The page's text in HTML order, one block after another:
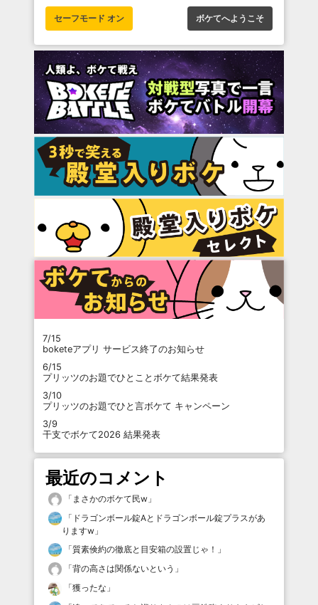
セーフモード オン ボケてへようこそ
7/15
boketeアプリ サービス終了のお知らせ
6/15
プリッツのお題でひとことボケて結果発表
3/10
プリッツのお題でひと言ボケて キャンペーン
3/9
干支でボケて2026 結果発表
最近のコメント
「 まさかのボケて民w 」
「 ドラゴンボール錠Aとドラゴンボール錠プラスがあ
りますw 」
「質素倹約の徹底と目安箱の設置じゃ！ 」
「背の高さは関係ないという 」
「獲ったな 」